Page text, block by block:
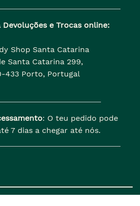
Devoluções e Trocas online:
Shop Santa Catarina
Santa Catarina 299,
433 Porto, Portugal
: O teu pedido pode
7 dias a chegar até nós.